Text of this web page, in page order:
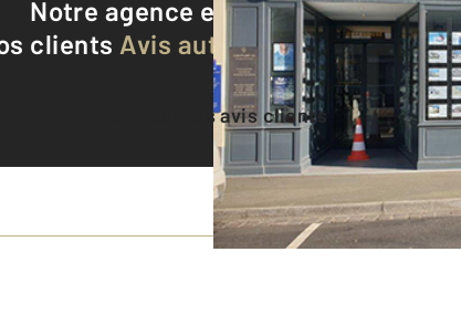
Notre agence est notée9,2/10
clients Avis authentifiés par
Voir tous les avis clients